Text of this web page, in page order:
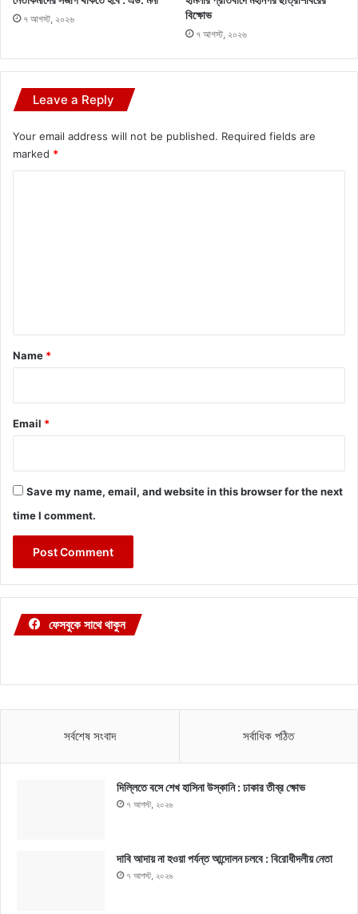
৭ আগস্ট, ২০২৬
বিক্ষোভ
৭ আগস্ট, ২০২৬
Leave a Reply
Your email address will not be published. Required fields are
marked *
*
Name *
Email *
Save my name, email, and website in this browser for the next
time I comment.
ফেসবুকে সাথে থাকুন
সর্বশেষ সংবাদ সর্বাধিক পঠিত
দিল্লিতে বসে শেখ হাসিনা উস্কানি : ঢাকার তীব্র ক্ষোভ
৭ আগস্ট, ২০২৬
দাবি আদায় না হওয়া পর্যন্ত আন্দোলন চলবে : বিরোধীদলীয় নেতা
৭ আগস্ট, ২০২৬